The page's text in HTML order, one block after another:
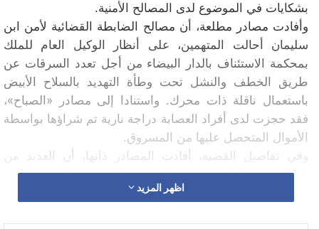
بشكايات في الموضوع لدى المصالح الأمنية.
وأفادت مصادر مطلعة، أن مصالح الضابطة القضائية لأمن ابن
سليمان أحالت المتهمين، على أنظار الوكيل العام للملك
بمحكمة الاستئناف بالدار البيضاء من أجل تعدد السرقات عن
طريق الخطف والنشل تحت وطأة التهديد بالسلاح الأبيض
باستعمال ناقلة ذات محرك. واستنادا إلى مصادر «الصباح»،
فقد حجزت لدى أفراد العصابة دراجة نارية تم شراؤها بواسطة
الأموال المتحصل عليها من المسروق.
وفي تفاصيل القضية، أفادت المصادر ذاتها، أن العديد من
الشكايات تقاطرت على المنطقة الإقليمية للأمن والدائرة
الثانية الحبوس تتعلق كلها بعمليات سرقة بالخطف والنشل
اظهر المزيد